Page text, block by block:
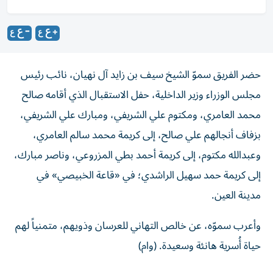
حضر الفريق سموّ الشيخ سيف بن زايد آل نهيان، نائب رئيس
مجلس الوزراء وزير الداخلية، حفل الاستقبال الذي أقامه صالح
محمد العامري، ومكتوم علي الشريفي، ومبارك علي الشريفي،
بزفاف أنجالهم علي صالح، إلى كريمة محمد سالم العامري،
وعبدالله مكتوم، إلى كريمة أحمد بطي المزروعي، وناصر مبارك،
إلى كريمة حمد سهيل الراشدي؛ في «قاعة الخبيصي» في
مدينة العين.
وأعرب سموّه، عن خالص التهاني للعرسان وذويهم، متمنياً لهم
حياة أُسرية هانئة وسعيدة. (وام)